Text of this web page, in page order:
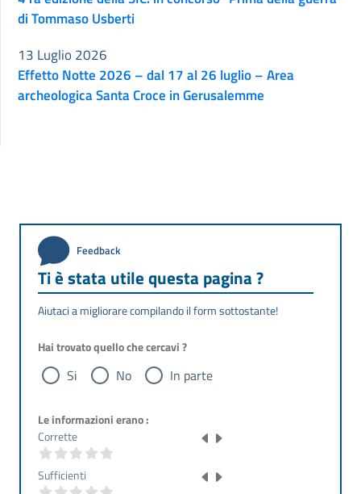
di Tommaso Usberti
Effetto Notte 2026 – dal 17 al 26 luglio – Area
archeologica Santa Croce in Gerusalemme
13 Luglio 2026
Feedback
Ti è stata utile questa pagina ?
Aiutaci a migliorare compilando il form sottostante!
Hai trovato quello che cercavi ?
Si No In parte
Le informazioni erano :
Corrette
Sufficienti